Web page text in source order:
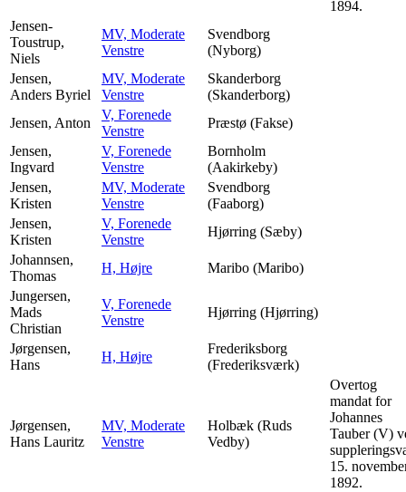
1894.
Jensen-
Toustrup,
Niels
MV, Moderate
Venstre
Svendborg
(Nyborg)
Jensen,
Anders Byriel
MV, Moderate
Venstre
Skanderborg
(Skanderborg)
Jensen, Anton
V, Forenede
Venstre
Præstø (Fakse)
Jensen,
Ingvard
V, Forenede
Venstre
Bornholm
(Aakirkeby)
Jensen,
Kristen
MV, Moderate
Venstre
Svendborg
(Faaborg)
Jensen,
Kristen
V, Forenede
Venstre
Hjørring (Sæby)
Johannsen,
Thomas
H, Højre
Maribo (Maribo)
Jungersen,
Mads
Christian
V, Forenede
Venstre
Hjørring (Hjørring)
Jørgensen,
Hans
H, Højre
Frederiksborg
(Frederiksværk)
Jørgensen,
Hans Lauritz
MV, Moderate
Venstre
Holbæk (Ruds
Vedby)
Overtog
mandat for
Johannes
Tauber (V)
15.
1892.